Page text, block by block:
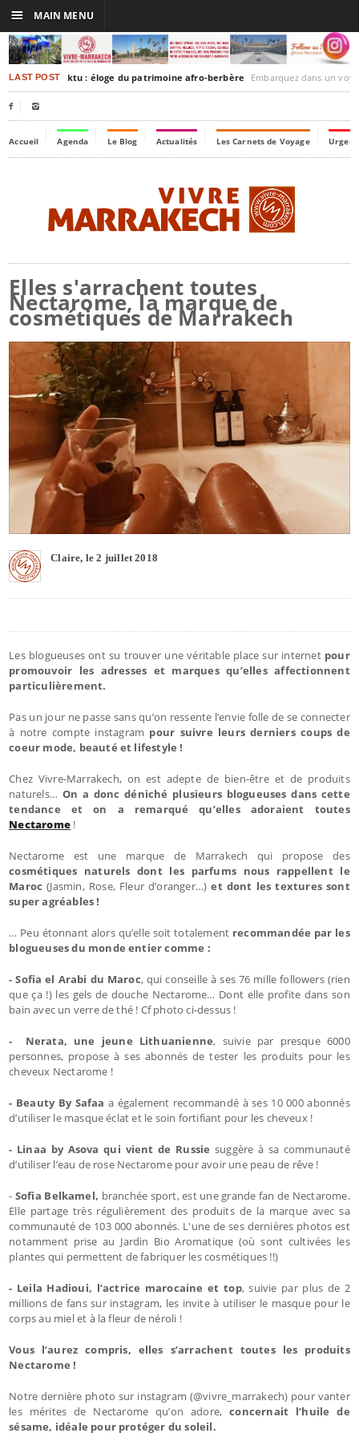
LAST POSTTimbuktu : éloge du patrimoine afro-berbère Embarquez dans un voyage culturel dans le
 
Accueil Agenda Le Blog Actualités Les Carnets de Voyage
Elles s'arrachent toutes
Nectarome, la marque de
cosmétiques de Marrakech
Claire, le 2 juillet 2018
Les blogueuses ont su trouver une véritable place sur internetpour
promouvoir les adresses et marques qu’elles affectionnent
particulièrement.
Pas un jour ne passe sans qu’on ressente l’envie folle de se connecter
à notre compte instagram pour suivre leurs derniers coups de
coeur mode, beauté et lifestyle !
Chez Vivre-Marrakech, on est adepte de bien-être et de produits
naturels… On a donc déniché plusieurs blogueuses dans cette
tendance et on a remarqué qu’elles adoraient toutes
Nectarome!
Nectarome est une marque de Marrakech qui propose des
cosmétiques naturels dont les parfums nous rappellent le
Maroc (Jasmin, Rose, Fleur d’oranger…)et dont les textures sont
super agréables !
… Peu étonnant alors qu’elle soit totalement recommandée par les
blogueuses du monde entier comme :
- Sofia el Arabi du Maroc, qui conseille à ses 76 mille followers (rien
que ça !) les gels de douche Nectarome… Dont elle profite dans son
bain avec un verre de thé ! Cf photo ci-dessus !
- Nerata, une jeune Lithuanienne, suivie par presque 6000
personnes, propose à ses abonnés de tester les produits pour les
cheveux Nectarome !
- Beauty By Safaa a également recommandé à ses 10 000 abonnés
d’utiliser le masque éclat et le soin fortifiant pour les cheveux !
- Linaa by Asova qui vient de Russie suggère à sa communauté
d’utiliser l’eau de rose Nectarome pour avoir une peau de rêve !
- Sofia Belkamel, branchée sport, est une grande fan de Nectarome.
Elle partage très régulièrement des produits de la marque avec sa
communauté de 103 000 abonnés. L'une de ses dernières photos est
notamment prise au Jardin Bio Aromatique (où sont cultivées les
plantes qui permettent de fabriquer les cosmétiques !!)
- Leila Hadioui, l’actrice marocaine et top, suivie par plus de 2
millions de fans sur instagram, les invite à utiliser le masque pour le
corps au miel et à la fleur de néroli !
Vous l’aurez compris, elles s’arrachent toutes les produits
Nectarome !
Notre dernière photo sur instagram (@vivre_marrakech) pour vanter
les mérites de Nectarome qu’on adore,concernait l’huile de
sésame, idéale pour protéger du soleil.
☰ MAIN MENU